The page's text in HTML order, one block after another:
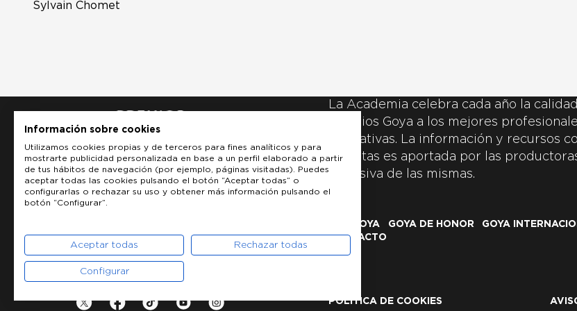
Sylvain Chomet
La Academia celebra cada año la
Premios Goya a los mejores
y creativas. La información y recursos
inscritas es aportada por las
exclusiva de las mismas.
LOS GOYA GOYA DE HONOR GOYA
CONTACTO
POLÍTICA DE COOKIES
Información sobre cookies
Utilizamos cookies propias y de terceros para fines analíticos y para
mostrarte publicidad personalizada en base a un perfil elaborado a partir
de tus hábitos de navegación (por ejemplo, páginas visitadas). Puedes
aceptar todas las cookies pulsando el botón “Aceptar todas” o
configurarlas o rechazar su uso y obtener más información pulsando el
botón “Configurar”.
Aceptar todas Rechazar todas
Configurar